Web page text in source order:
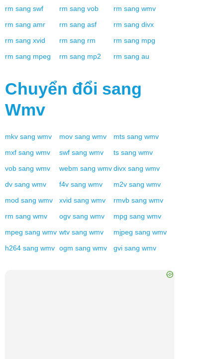
rm sang swf rm sang vob rm sang wmv
rm sang amr rm sang asf rm sang divx
rm sang xvid rm sang rm rm sang mpg
rm sang mpeg rm sang mp2 rm sang au
Chuyển đổi sang
Wmv
mkv sang wmv mov sang wmv mts sang wmv
mxf sang wmv swf sang wmv ts sang wmv
vob sang wmv webm sang wmv divx sang wmv
dv sang wmv f4v sang wmv m2v sang wmv
mod sang wmv xvid sang wmv rmvb sang wmv
rm sang wmv ogv sang wmv mpg sang wmv
mpeg sang wmv wtv sang wmv mjpeg sang wmv
h264 sang wmv ogm sang wmv gvi sang wmv